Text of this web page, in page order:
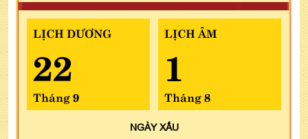
LỊCH DƯƠNG
22
Tháng 9
LỊCH ÂM
1
Tháng 8
NGÀYXẤU